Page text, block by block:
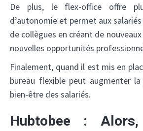
De plus, le flex-office offre
d’autonomie et permet aux
de collègues en créant de
nouvelles opportunités
Finalement, quand il est mis en
bureau flexible peut augmenter
bien-être des salariés.
Hubtobee :